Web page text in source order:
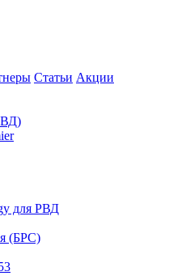
Статьи Акции
для РВД
(БРС)